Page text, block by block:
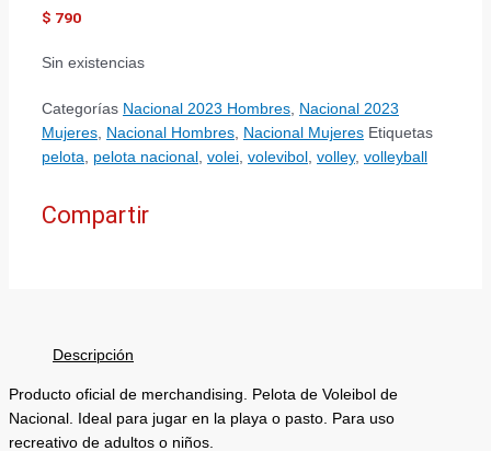
$ 790
Sin existencias
Categorías Nacional 2023 Hombres, Nacional 2023
Mujeres, Nacional Hombres, Nacional Mujeres Etiquetas
pelota, pelota nacional , volei, volevibol , volley, volleyball
Compartir
Descripción
Producto oficial de merchandising. Pelota de Voleibol de
Nacional. Ideal para jugar en la playa o pasto. Para uso
recreativo de adultos o niños.